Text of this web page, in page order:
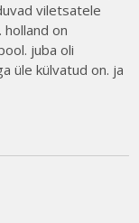
viletsatele
on
juba oli
üle külvatud on. ja